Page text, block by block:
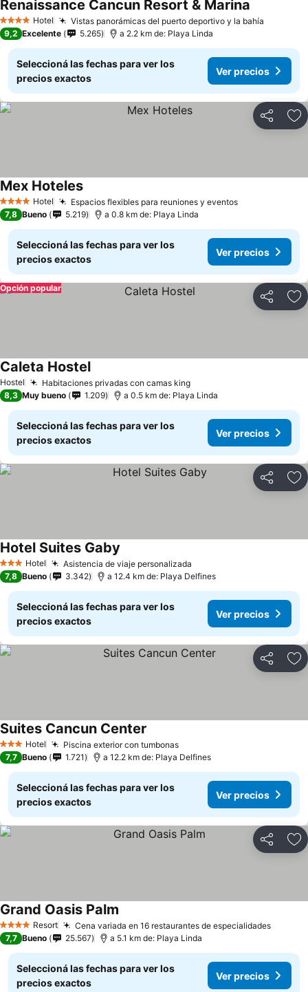
4 EstrellasHotel Vistas panorámicas del puerto deportivo y la bahía
Renaissance Cancun Resort & Marina
9,2 Excelente 5.265 a 2.2 km de: Playa Linda
Seleccioná las fechas para ver los
precios exactos
Ver precios
Compartir
4 EstrellasHotel Espacios flexibles para reuniones y eventos
Mex Hoteles
7,8 Bueno 5.219 a 0.8 km de: Playa Linda
Seleccioná las fechas para ver los
precios exactos
Ver precios
Compartir
Opción popular
Hostel Habitaciones privadas con camas king
Caleta Hostel
8,3 Muy bueno 1.209 a 0.5 km de: Playa Linda
Seleccioná las fechas para ver los
precios exactos
Ver precios
Compartir
3 Estrellas
Hotel Asistencia de viaje personalizada
Hotel Suites Gaby
7,8 Bueno 3.342 a 12.4 km de: Playa Delfines
Seleccioná las fechas para ver los
precios exactos
Ver precios
Compartir
3 Estrellas
Hotel Piscina exterior con tumbonas
Suites Cancun Center
7,7 Bueno 1.721 a 12.2 km de: Playa Delfines
Seleccioná las fechas para ver los
precios exactos
Ver precios
Compartir
4 EstrellasResort Cena variada en 16 restaurantes de especialidades
Grand Oasis Palm
7,7 Bueno 25.567 a 5.1 km de: Playa Linda
Seleccioná las fechas para ver los
precios exactos
Ver precios